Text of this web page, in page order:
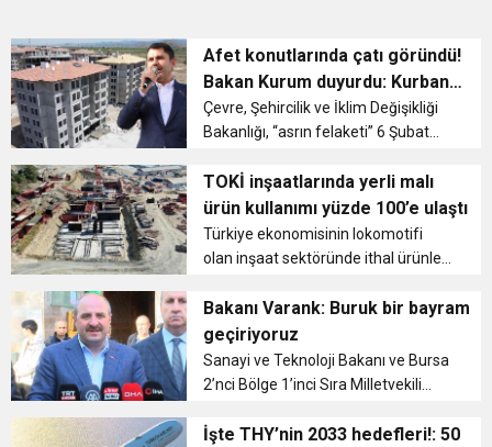
Afet konutlarında çatı göründü!
Bakan Kurum duyurdu: Kurban
Bayramı’nda tamamlayacağız
Çevre, Şehircilik ve İklim Değişikliği
Bakanlığı, “asrın felaketi” 6 Şubat
merkezlerden olan Gaziantep’in
İslahiye ilçesinde yapımına başlanan
deprem konutlarının tam...
TOKİ inşaatlarında yerli malı
ürün kullanımı yüzde 100’e ulaştı
Türkiye ekonomisinin lokomotifi
olan inşaat sektöründe ithal ürünler
doğrudan etkiliyor. Dünyada inşaat
malzemesi ihracı konusunda çok
önemli bir yerde olan Türk...
Bakanı Varank: Buruk bir bayram
geçiriyoruz
Sanayi ve Teknoloji Bakanı ve Bursa
2’nci Bölge 1’inci Sıra Milletvekili
Cami’de kıldığı bayram namazının
İşte THY’nin 2033 hedefleri!: 50